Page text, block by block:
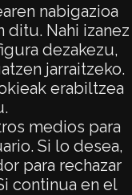
nabigazioa
Nahi izanez
dezakezu,
jarraitzeko.
erabiltzea
medios para
Si lo desea,
para rechazar
continua en el